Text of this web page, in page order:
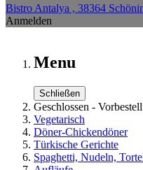
Bistro Antalya , 38364
Anmelden
Menu
Schließen
Geschlossen -
Vegetarisch
Döner-Chickendöner
Türkische Gerichte
Spaghetti, Nudeln,